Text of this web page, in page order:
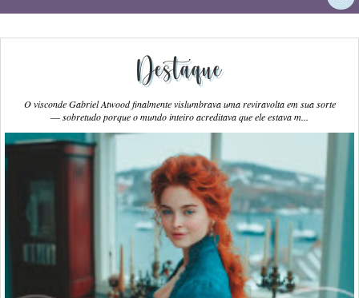
Destaque
O visconde Gabriel Atwood finalmente vislumbrava uma reviravolta em sua sorte
― sobretudo porque o mundo inteiro acreditava que ele estava m...